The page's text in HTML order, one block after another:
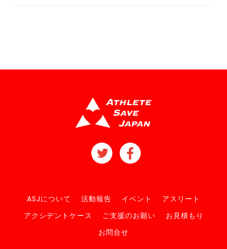
ASJについて 活動報告 イベント
アスリート
アクシデントケース
ご支援のお願い
お見積もり
お問合せ